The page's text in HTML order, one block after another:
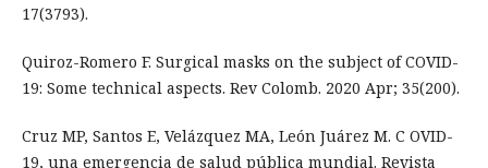
17(3793).
Quiroz-Romero F. Surgical masks on the subject of COVID-
19: Some technical aspects. Rev Colomb. 2020 Apr; 35(200).
Cruz MP, Santos E, Velázquez MA, León Juárez M. C OVID-
19, una emergencia de salud pública mundial. Revista